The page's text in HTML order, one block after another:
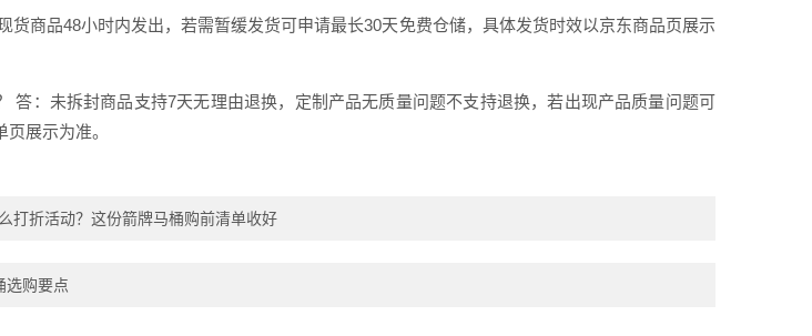
货商品48小时内发出，若需暂缓发货可申请最长30天免费仓储，具体发货时效以京东商品页展示
答：未拆封商品支持7天无理由退换，定制产品无质量问题不支持退换，若出现产品质量问题可
展示为准。
打折活动？这份箭牌马桶购前清单收好
选购要点